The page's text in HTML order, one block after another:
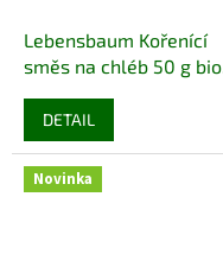
Lebensbaum Kořenící
směs na chléb 50 g bio
DETAIL
Novinka